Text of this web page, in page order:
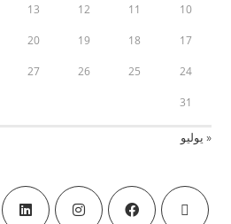
10
11
12
13
17
18
19
20
24
25
26
27
31
« يوليو